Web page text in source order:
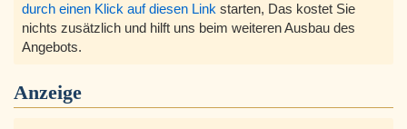
durch einen Klick auf diesen Link starten, Das kostet Sie
nichts zusätzlich und hilft uns beim weiteren Ausbau des
Angebots.
Anzeige